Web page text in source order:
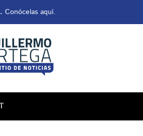
Conócelas aquí.